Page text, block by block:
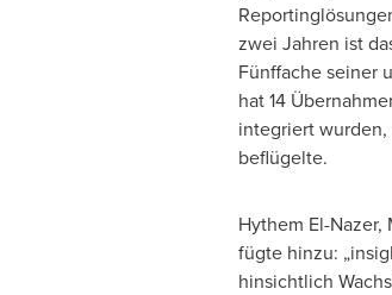
zwei Jahren ist
Fünffache seiner
hat 14
integriert wurden,
beflügelte.
Hythem El-Nazer,
fügte hinzu:
hinsichtlich